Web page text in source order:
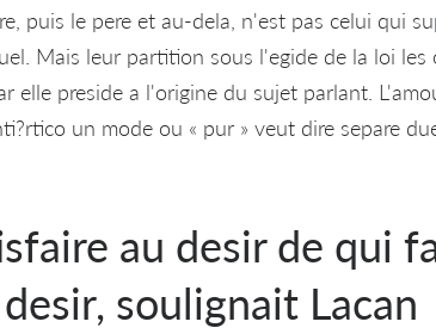
puis le pere et au-dela, n'est pas celui qui
Mais leur partition sous l'egide de la loi les
elle preside a l'origine du sujet parlant.
un mode ou « pur » veut dire separe
au desir de qui
soulignait Lacan